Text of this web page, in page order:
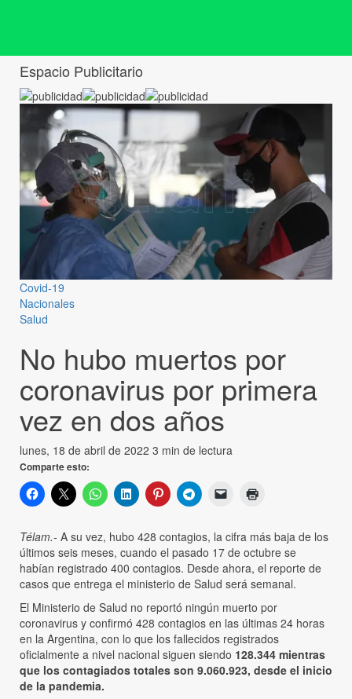
Espacio Publicitario
Covid-19
Nacionales
Salud
No hubo muertos por
coronavirus por primera
vez en dos años
lunes, 18 de abril de 2022 3 min de lectura
Comparte esto:
Télam.- A su vez, hubo 428 contagios, la cifra más baja de los
últimos seis meses, cuando el pasado 17 de octubre se
habían registrado 400 contagios. Desde ahora, el reporte de
casos que entrega el ministerio de Salud será semanal.
El Ministerio de Salud no reportó ningún muerto por
coronavirus y confirmó 428 contagios en las últimas 24 horas
en la Argentina, con lo que los fallecidos registrados
oficialmente a nivel nacional siguen siendo 128.344 mientras
que los contagiados totales son 9.060.923, desde el inicio
de la pandemia.